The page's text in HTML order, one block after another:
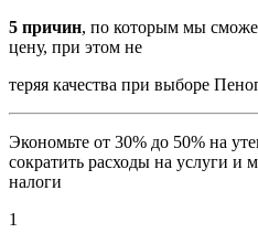
5 причин, по которым мы
цену, при этом не
теряя качества при выборе
Экономьте от 30% до 50% на
сократить расходы на услуги и
налоги
1